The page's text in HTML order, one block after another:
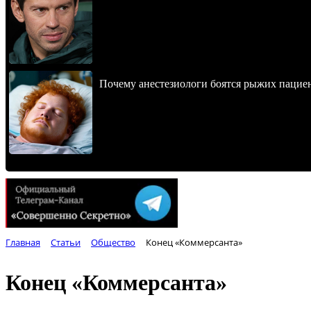
Почему анестезиологи боятся рыжих
Главная Статьи Общество Конец «Коммерсанта»
Конец «Коммерсанта»